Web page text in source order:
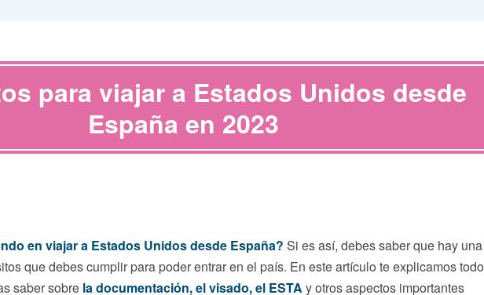
para viajar a Estados Unidos desde
España en 2023
en viajar a Estados Unidos desde España? Si es así, debes saber que hay una
que debes cumplir para poder entrar en el país. En este artículo te explicamos todo
saber sobre la documentación, el visado, el ESTA y otros aspectos importantes